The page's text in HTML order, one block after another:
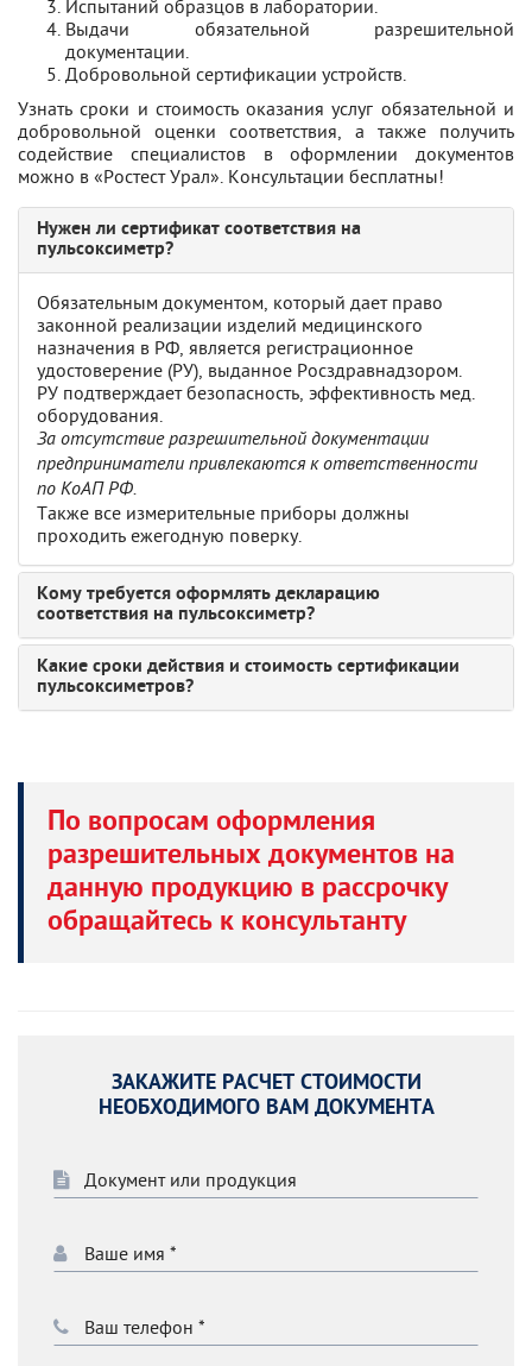
Испытаний образцов в лаборатории.
Выдачи обязательной разрешительной
документации.
Добровольной сертификации устройств.
Узнать сроки и стоимость оказания услуг обязательной и
добровольной оценки соответствия, а также получить
содействие специалистов в оформлении документов
можно в «Ростест Урал». Консультации бесплатны!
Нужен ли сертификат соответствия на
пульсоксиметр?
Обязательным документом, который дает право
законной реализации изделий медицинского
назначения в РФ, является регистрационное
удостоверение (РУ), выданное Росздравнадзором.
РУ подтверждает безопасность, эффективность мед.
оборудования.
За отсутствие разрешительной документации
предприниматели привлекаются к ответственности
по КоАП РФ.
Также все измерительные приборы должны
проходить ежегодную поверку.
Кому требуется оформлять декларацию
соответствия на пульсоксиметр?
Какие сроки действия и стоимость сертификации
пульсоксиметров?
По вопросам оформления
разрешительных документов на
данную продукцию в рассрочку
обращайтесь к консультанту
ЗАКАЖИТЕ РАСЧЕТ СТОИМОСТИ
НЕОБХОДИМОГО ВАМ ДОКУМЕНТА